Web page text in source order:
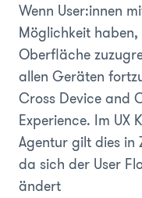
Wenn User:innen
Möglichkeit
Oberfläche
allen Geräten
Cross Device and
Experience. Im UX
Agentur gilt dies in
da sich der User
ändert